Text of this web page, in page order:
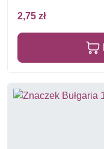
2,75 zł